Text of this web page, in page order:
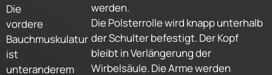
Die
vordere
Bauchmuskulatur
ist
unteranderem
werden.
Die Polsterrolle wird knapp unterhalb
der Schulter befestigt. Der Kopf
bleibt in Verlängerung der
Wirbelsäule. Die Arme werden